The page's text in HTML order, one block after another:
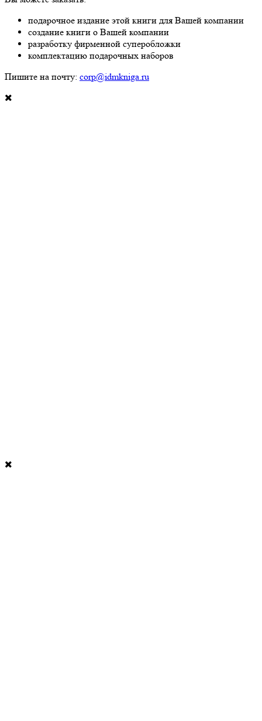
подарочное издание этой книги для Вашей компании
создание книги о Вашей компании
разработку фирменной суперобложки
комплектацию подарочных наборов
Пишите на почту: corp@idmkniga.ru